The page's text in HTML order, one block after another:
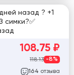
назад ? +1
108.75 ₽
118.13 -8%
164 отзыва